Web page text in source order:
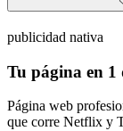
publicidad nativa
Tu página en 1
Página web
que corre Netflix y